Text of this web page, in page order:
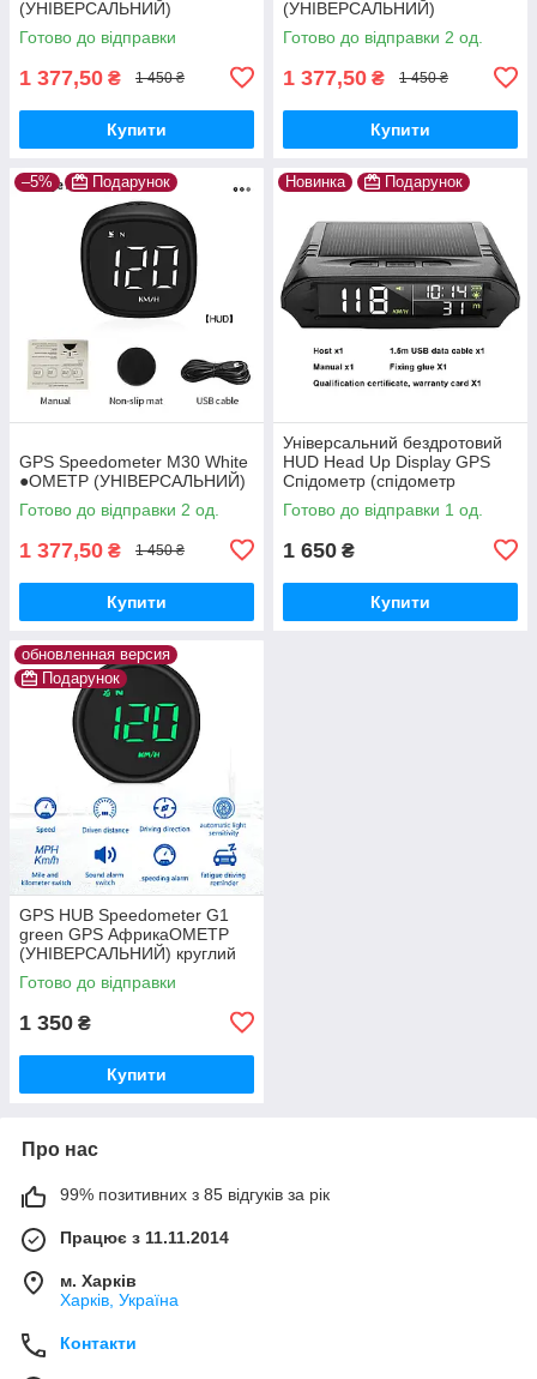
(УНІВЕРСАЛЬНИЙ)
Готово до відправки
1 377,50 ₴ 1 450 ₴
Купити
(УНІВЕРСАЛЬНИЙ)
Готово до відправки 2 од.
1 377,50 ₴ 1 450 ₴
Купити
–5% Подарунок
GPS Speedometer M30 White
●ОМЕТР (УНІВЕРСАЛЬНИЙ)
Готово до відправки 2 од.
1 377,50 ₴ 1 450 ₴
Купити
Новинка Подарунок
Універсальний бездротовий
HUD Head Up Display GPS
Спідометр (спідометр
годинник термометр і ін )
Готово до відправки 1 од.
1 650 ₴
Купити
обновленная версия
Подарунок
GPS HUB Speedometer G1
green GPS АфрикаОМЕТР
(УНІВЕРСАЛЬНИЙ) круглий
дизайн
Готово до відправки
1 350 ₴
Купити
Про нас
99% позитивних з 85 відгуків за рік
Працює з 11.11.2014
м. Харків
Харків, Україна
Контакти